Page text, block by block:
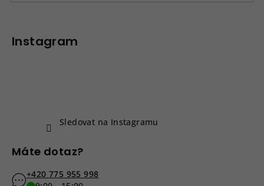
Instagram
Sledovat na Instagramu
Máte dotaz?
+420 775 955 998